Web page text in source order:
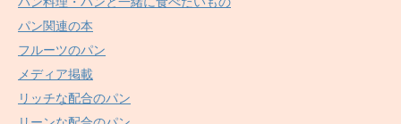
パン関連の本
フルーツのパン
メディア掲載
リッチな配合のパン